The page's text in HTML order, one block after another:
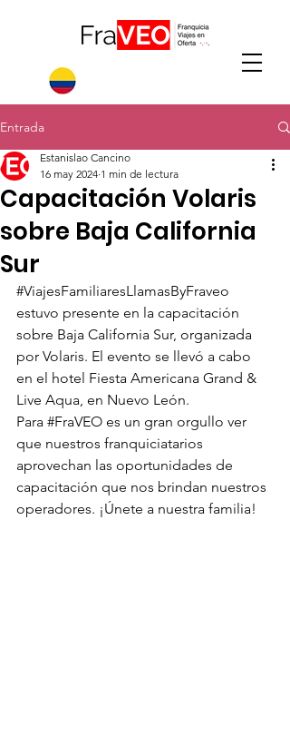
Entrada
Capacitación Volaris
sobre Baja California
Sur
Estanislao Cancino
16 may 2024 1 min de lectura
#ViajesFamiliaresLlamasByFraveo
estuvo presente en la capacitación
sobre Baja California Sur, organizada
por Volaris. El evento se llevó a cabo
en el hotel Fiesta Americana Grand &
Live Aqua, en Nuevo León.
Para #FraVEO es un gran orgullo ver
que nuestros franquiciatarios
aprovechan las oportunidades de
capacitación que nos brindan nuestros
operadores. ¡Únete a nuestra familia!